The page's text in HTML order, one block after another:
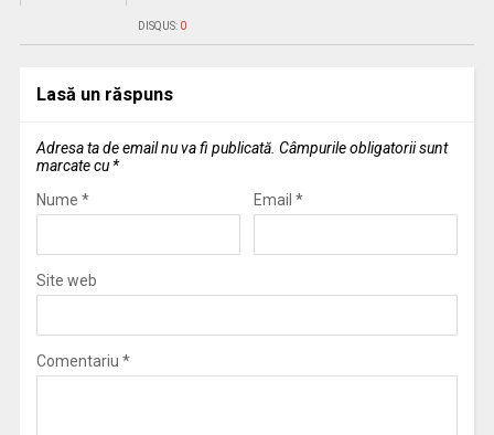
DISQUS: 0
Lasă un răspuns
Adresa ta de email nu va fi publicată. Câmpurile obligatorii sunt
marcate cu *
Nume * Email *
Site web
Comentariu *